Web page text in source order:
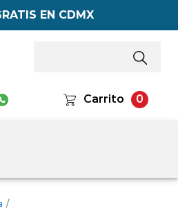
EN CDMX
Carrito 0
/